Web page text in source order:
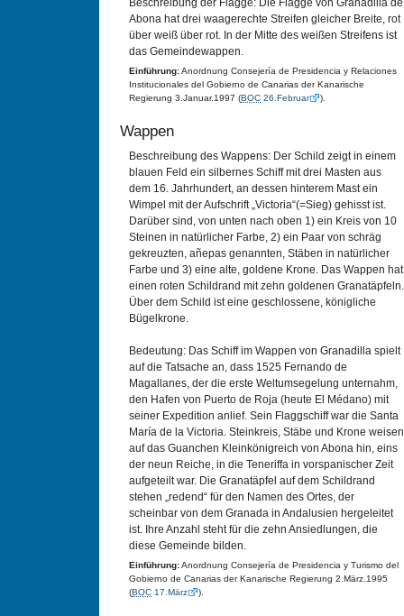
Beschreibung der Flagge: Die Flagge von Granadilla de
Abona hat drei waagerechte Streifen gleicher Breite, rot
über weiß über rot. In der Mitte des weißen Streifens ist
das Gemeindewappen.
Einführung:Anordnung Consejería de Presidencia y Relaciones
Institucionales del Gobierno de Canarias der Kanarische
Regierung 3.Januar.1997 (BOC 26.Februar ).
Wappen
Beschreibung des Wappens: Der Schild zeigt in einem
blauen Feld ein silbernes Schiff mit drei Masten aus
dem 16. Jahrhundert, an dessen hinterem Mast ein
Wimpel mit der Aufschrift „Victoria“(=Sieg) gehisst ist.
Darüber sind, von unten nach oben 1) ein Kreis von 10
Steinen in natürlicher Farbe, 2) ein Paar von schräg
gekreuzten, añepas genannten, Stäben in natürlicher
Farbe und 3) eine alte, goldene Krone. Das Wappen hat
einen roten Schildrand mit zehn goldenen Granatäpfeln.
Über dem Schild ist eine geschlossene, königliche
Bügelkrone.
Bedeutung: Das Schiff im Wappen von Granadilla spielt
auf die Tatsache an, dass 1525 Fernando de
Magallanes, der die erste Weltumsegelung unternahm,
den Hafen von Puerto de Roja (heute El Médano) mit
seiner Expedition anlief. Sein Flaggschiff war die Santa
María de la Victoria. Steinkreis, Stäbe und Krone weisen
auf das Guanchen Kleinkönigreich von Abona hin, eins
der neun Reiche, in die Teneriffa in vorspanischer Zeit
aufgeteilt war. Die Granatäpfel auf dem Schildrand
stehen „redend“ für den Namen des Ortes, der
scheinbar von dem Granada in Andalusien hergeleitet
ist. Ihre Anzahl steht für die zehn Ansiedlungen, die
diese Gemeinde bilden.
Einführung:Anordnung Consejería de Presidencia y Turismo del
Gobierno de Canarias der Kanarische Regierung 2.März.1995
(BOC 17.März ).